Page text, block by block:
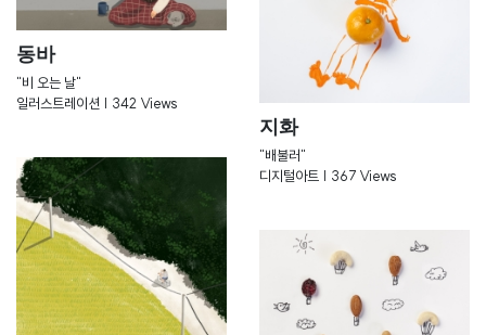
동바
"비 오는 날"
일러스트레이션 | 342 Views
지화
"배불러"
디지털아트 | 367 Views